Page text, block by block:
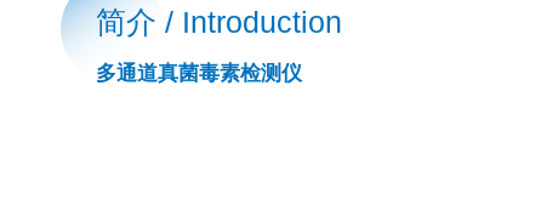
简介 / Introduction
多通道真菌毒素检测仪